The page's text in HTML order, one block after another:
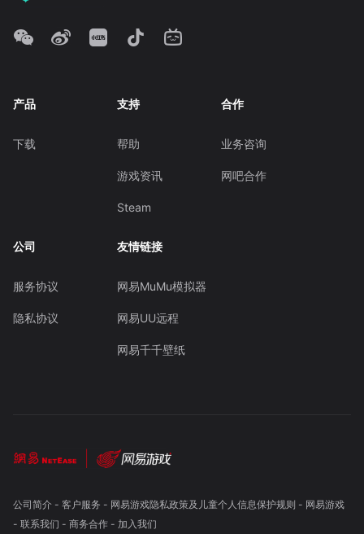
产品
下载
支持
帮助
游戏资讯
Steam
合作
业务咨询
网吧合作
公司
服务协议
隐私协议
友情链接
网易MuMu模拟器
网易UU远程
网易千千壁纸
公司简介- 客户服务 - 网易游戏隐私政策及儿童个人信息保护规则 - 网易游戏
- 联系我们 - 商务合作- 加入我们